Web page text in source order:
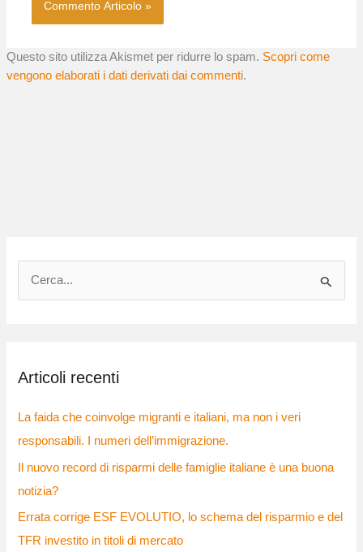
Questo sito utilizza Akismet per ridurre lo spam. Scopri come
vengono elaborati i dati derivati dai commenti.
a
Articoli recenti
La faida che coinvolge migranti e italiani, ma non i veri
responsabili. I numeri dell’immigrazione.
Il nuovo record di risparmi delle famiglie italiane è una buona
notizia?
Errata corrige ESF EVOLUTIO, lo schema del risparmio e del
TFR investito in titoli di mercato